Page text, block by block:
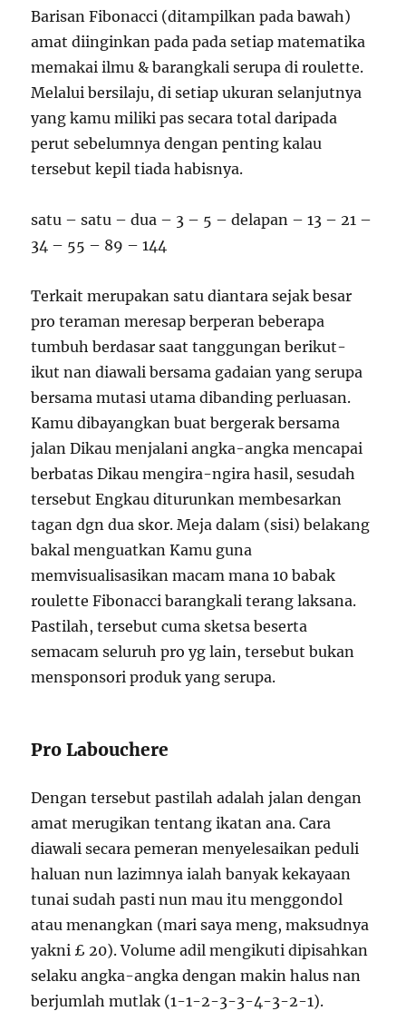
Barisan Fibonacci (ditampilkan pada bawah)
amat diinginkan pada pada setiap matematika
memakai ilmu & barangkali serupa di roulette.
Melalui bersilaju, di setiap ukuran selanjutnya
yang kamu miliki pas secara total daripada
perut sebelumnya dengan penting kalau
tersebut kepil tiada habisnya.
satu – satu – dua – 3 – 5 – delapan – 13 – 21 –
34 – 55 – 89 – 144
Terkait merupakan satu diantara sejak besar
pro teraman meresap berperan beberapa
tumbuh berdasar saat tanggungan berikut-
ikut nan diawali bersama gadaian yang serupa
bersama mutasi utama dibanding perluasan.
Kamu dibayangkan buat bergerak bersama
jalan Dikau menjalani angka-angka mencapai
berbatas Dikau mengira-ngira hasil, sesudah
tersebut Engkau diturunkan membesarkan
tagan dgn dua skor. Meja dalam (sisi) belakang
bakal menguatkan Kamu guna
memvisualisasikan macam mana 10 babak
roulette Fibonacci barangkali terang laksana.
Pastilah, tersebut cuma sketsa beserta
semacam seluruh pro yg lain, tersebut bukan
mensponsori produk yang serupa.
Pro Labouchere
Dengan tersebut pastilah adalah jalan dengan
amat merugikan tentang ikatan ana. Cara
diawali secara pemeran menyelesaikan peduli
haluan nun lazimnya ialah banyak kekayaan
tunai sudah pasti nun mau itu menggondol
atau menangkan (mari saya meng, maksudnya
yakni £ 20). Volume adil mengikuti dipisahkan
selaku angka-angka dengan makin halus nan
berjumlah mutlak (1-1-2-3-3-4-3-2-1).